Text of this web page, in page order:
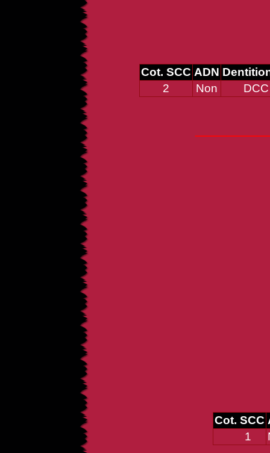
Cot. SCC ADN
2
Non DCC
Cot. SCC
1